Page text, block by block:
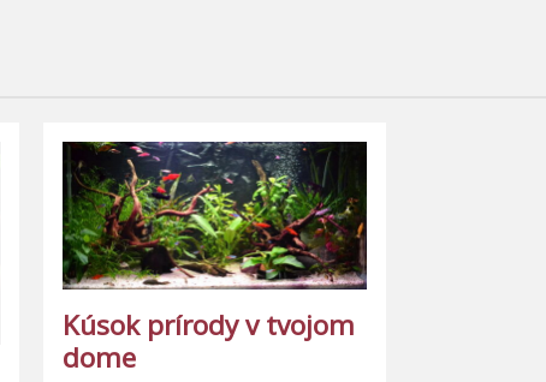
Kúsok prírody v tvojom
dome